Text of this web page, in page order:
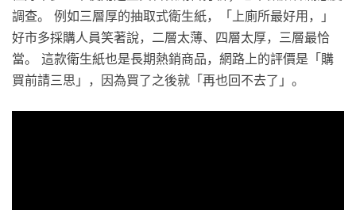
調查。 例如三層厚的抽取式衛生紙，「上廁所最好用，」
好市多採購人員笑著說，二層太薄、四層太厚，三層最恰
當。 這款衛生紙也是長期熱銷商品，網路上的評價是「購
買前請三思」，因為買了之後就「再也回不去了」。